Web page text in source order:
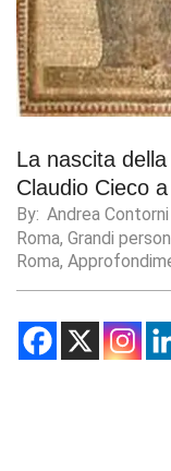
La nascita
Claudio Cieco
By: Andrea Contorni
Roma, Grandi
Roma,
Statistics
In order for
us to
improve the
website's
and
structure,
based on
how the
website is
used.
Experience
In order for